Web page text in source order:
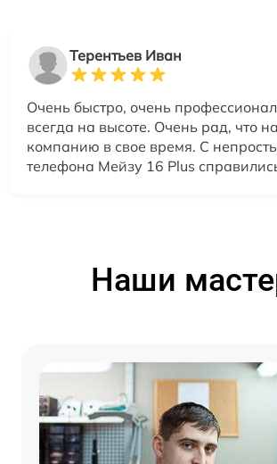
Терентьев Иван
Очень быстро, очень
всегда на высоте. Очень рад, что
компанию в свое время. С
телефона Мейзу 16 Plus
Наши